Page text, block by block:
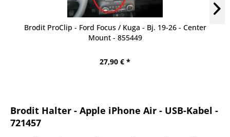
Brodit ProClip - Ford Focus / Kuga - Bj. 19-26 - Center
Mount - 855449
27,90 € *
Brodit Halter - Apple iPhone Air - USB-Kabel -
721457